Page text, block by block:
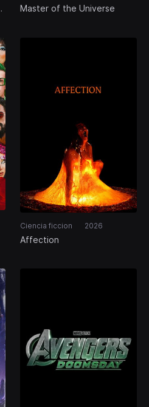
Master of the Universe
Ciencia ficcion 2026
Affection